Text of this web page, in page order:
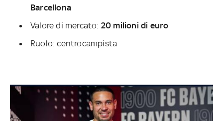
Barcellona
Valore di mercato: 20 milioni di euro
Ruolo: centrocampista